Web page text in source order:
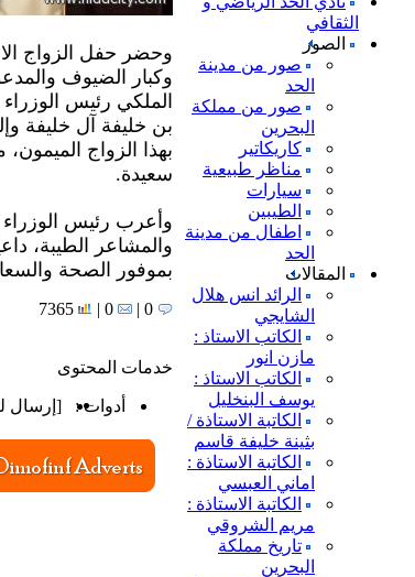
الثقافي
الصور
صور من مدينة
الحد
صور من مملكة
البحرين
كاريكاتير
مناظر طبيعية
سيارات
الطيبين
اطفال من مدينة
الحد
المقالات
الرائد انس هلال
الشايجي
الكاتب الاستاذ :
مازن انور
الكاتب الاستاذ :
يوسف البنخليل
الكاتبة الاستاذة /
بثينة خليفة قاسم
الكاتبة الاستاذة :
اماني العبسي
الكاتبة الاستاذة :
مريم الشروقي
تاريخ مملكة
البحرين
وحضر حفل الزواج
وكبار الضيوف
الملكي رئيس
بن خليفة آل خليفة
بهذا الزواج الميمون،
سعيدة.
وأعرب رئيس الوزراء
والمشاعر الطيبة،
بموفور الصحة
خدمات المحتوى
أدوات : [ إرسال